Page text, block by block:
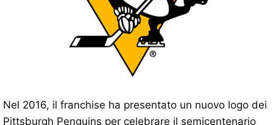
Nel 2016, il franchise ha presentato un nuovo logo dei
Pittsburgh Penguins per celebrare il semicentenario